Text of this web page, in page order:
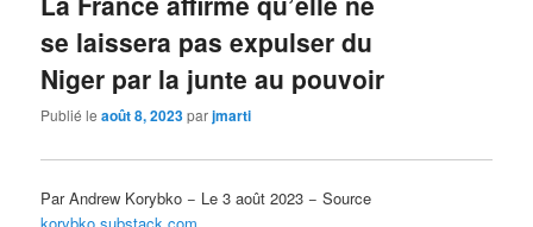
se laissera pas expulser du
Niger par la junte au pouvoir
Publié leaoût 8, 2023parjmarti
Par Andrew Korybko − Le 3 août 2023 − Source